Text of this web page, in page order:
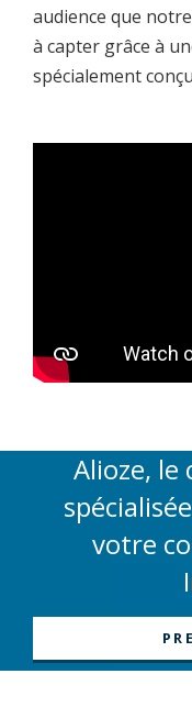
audience que
à capter grâce à
spécialement
Alioze, le
votre